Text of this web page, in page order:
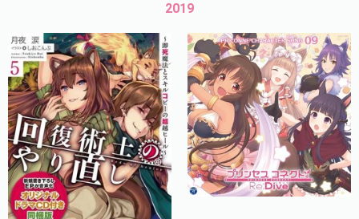
2019